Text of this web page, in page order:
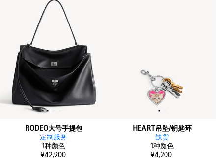
RODEO大号手提包
定制服务
1种颜色
¥42,900
HEART吊坠/钥匙环
缺货
1种颜色
¥4,200